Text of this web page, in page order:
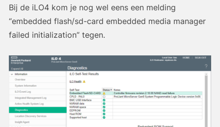
Bij de iLO4 kom je nog wel eens een melding
“embedded flash/sd-card embedded media manager
failed initialization” tegen.